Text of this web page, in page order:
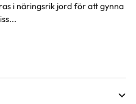
i näringsrik jord för att gynna